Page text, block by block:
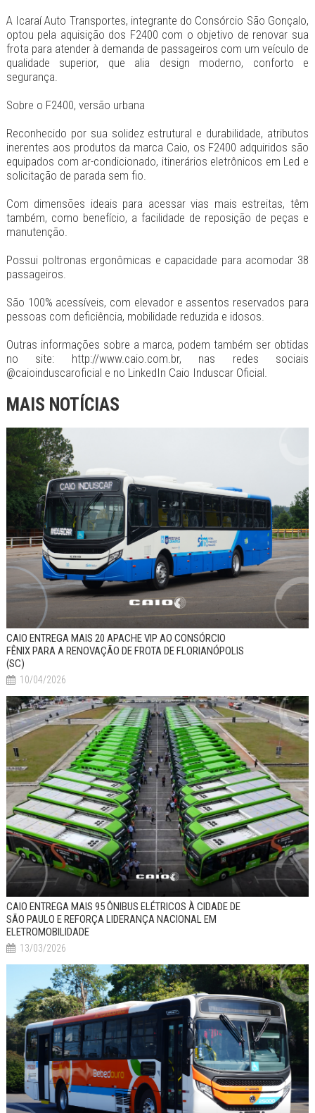
A Icaraí Auto Transportes, integrante do Consórcio São Gonçalo,
optou pela aquisição dos F2400 com o objetivo de renovar sua
frota para atender à demanda de passageiros com um veículo de
qualidade superior, que alia design moderno, conforto e
segurança.
Sobre o F2400, versão urbana
Reconhecido por sua solidez estrutural e durabilidade, atributos
inerentes aos produtos da marca Caio, os F2400 adquiridos são
equipados com ar-condicionado, itinerários eletrônicos em Led e
solicitação de parada sem fio.
Com dimensões ideais para acessar vias mais estreitas, têm
também, como benefício, a facilidade de reposição de peças e
manutenção.
Possui poltronas ergonômicas e capacidade para acomodar 38
passageiros.
São 100% acessíveis, com elevador e assentos reservados para
pessoas com deficiência, mobilidade reduzida e idosos.
Outras informações sobre a marca, podem também ser obtidas
no site: http://www.caio.com.br, nas redes sociais
@caioinduscaroficial e no LinkedIn Caio Induscar Oficial.
MAIS NOTÍCIAS
CAIO ENTREGA MAIS 20 APACHE VIP AO CONSÓRCIO
FÊNIX PARA A RENOVAÇÃO DE FROTA DE FLORIANÓPOLIS
(SC)
10/04/2026
CAIO ENTREGA MAIS 95 ÔNIBUS ELÉTRICOS À CIDADE DE
SÃO PAULO E REFORÇA LIDERANÇA NACIONAL EM
ELETROMOBILIDADE
13/03/2026